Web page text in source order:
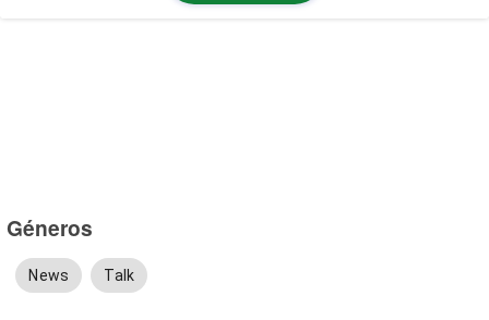
Géneros
News Talk